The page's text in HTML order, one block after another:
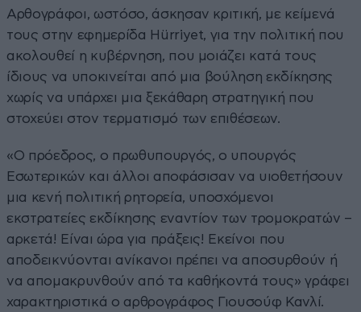
Αρθογράφοι, ωστόσο, άσκησαν κριτική, με κείμενά
τους στην εφημερίδα Hürriyet, για την πολιτική που
ακολουθεί η κυβέρνηση, που μοιάζει κατά τους
ίδιους να υποκινείται από μια βούληση εκδίκησης
χωρίς να υπάρχει μια ξεκάθαρη στρατηγική που
στοχεύει στον τερματισμό των επιθέσεων.
«Ο πρόεδρος, ο πρωθυπουργός, ο υπουργός
Εσωτερικών και άλλοι αποφάσισαν να υιοθετήσουν
μια κενή πολιτική ρητορεία, υποσχόμενοι
εκστρατείες εκδίκησης εναντίον των τρομοκρατών –
αρκετά! Είναι ώρα για πράξεις! Εκείνοι που
αποδεικνύονται ανίκανοι πρέπει να αποσυρθούν ή
να απομακρυνθούν από τα καθήκοντά τους» γράφει
χαρακτηριστικά ο αρθρογράφος Γιουσούφ Κανλί.